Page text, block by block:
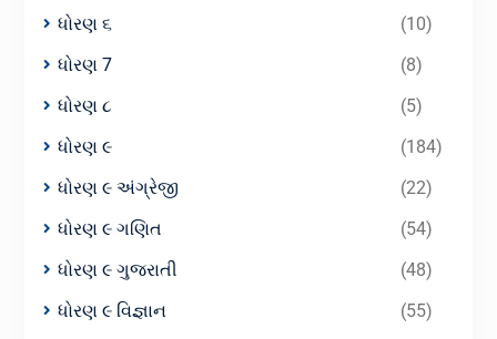
ધોરણ ૬
(10)
ધોરણ 7
(8)
ધોરણ ૮
(5)
ધોરણ ૯
(184)
ધોરણ ૯ અંગ્રેજી
(22)
ધોરણ ૯ ગણિત
(54)
ધોરણ ૯ ગુજરાતી
(48)
ધોરણ ૯ વિજ્ઞાન
(55)